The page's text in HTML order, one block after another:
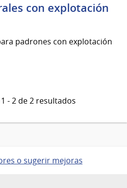
con explotación
padrones con explotación
- 2 de 2 resultados
o sugerir mejoras